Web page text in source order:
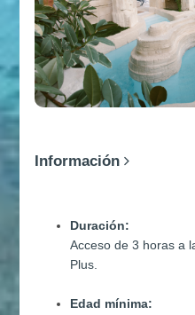
Información
Duración:
Acceso de 3 horas a
Plus.
Edad mínima: